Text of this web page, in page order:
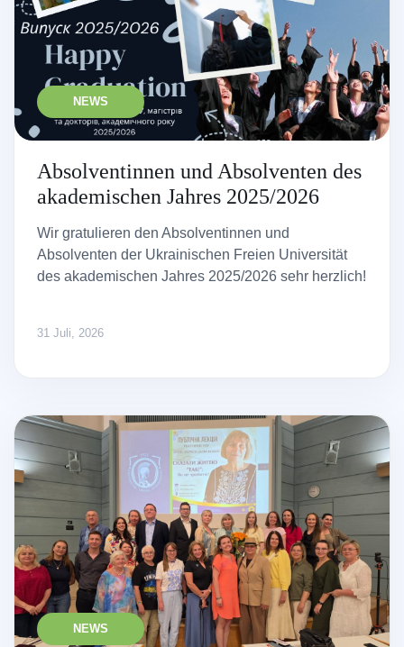
NEWS
Absolventinnen und Absolventen des
akademischen Jahres 2025/2026
Wir gratulieren den Absolventinnen und
Absolventen der Ukrainischen Freien Universität
des akademischen Jahres 2025/2026 sehr herzlich!
31 Juli, 2026
NEWS